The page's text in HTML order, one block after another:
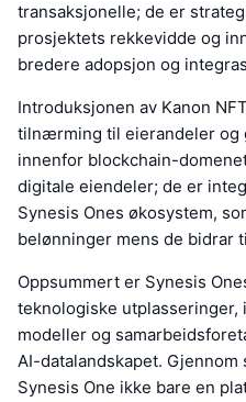
transaksjonelle; de er
prosjektets rekkevidde og
bredere adopsjon og
Introduksjonen av Kanon
tilnærming til eierandeler og
innenfor blockchain-
digitale eiendeler; de er
Synesis Ones økosystem,
belønninger mens de bidrar
Oppsummert er Synesis
teknologiske utplasseringer,
modeller og
AI-datalandskapet.
Synesis One ikke bare en